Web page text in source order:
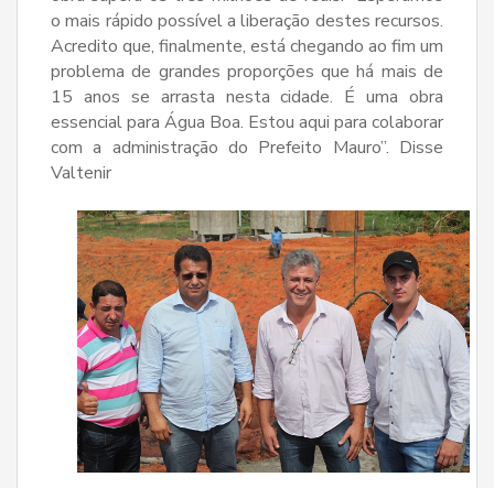
o mais rápido possível a liberação destes recursos.
Acredito que, finalmente, está chegando ao fim um
problema de grandes proporções que há mais de
15 anos se arrasta nesta cidade. É uma obra
essencial para Água Boa. Estou aqui para colaborar
com a administração do Prefeito Mauro”. Disse
Valtenir